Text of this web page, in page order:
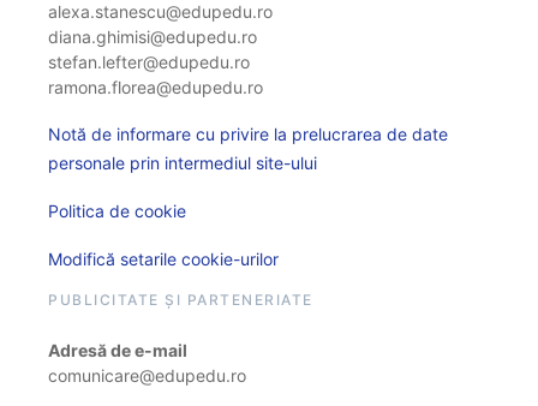
alexa.stanescu@edupedu.ro
diana.ghimisi@edupedu.ro
stefan.lefter@edupedu.ro
ramona.florea@edupedu.ro
Notă de informare cu privire la prelucrarea de date
personale prin intermediul site-ului
Politica de cookie
Modifică setarile cookie-urilor
PUBLICITATE ȘI PARTENERIATE
Adresă de e-mail
comunicare@edupedu.ro